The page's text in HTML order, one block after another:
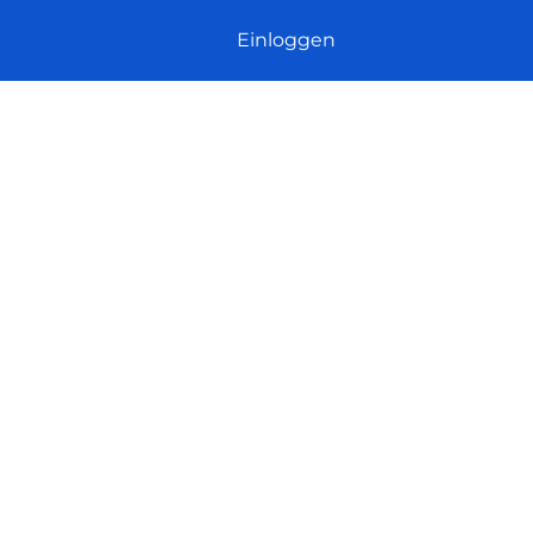
Einloggen